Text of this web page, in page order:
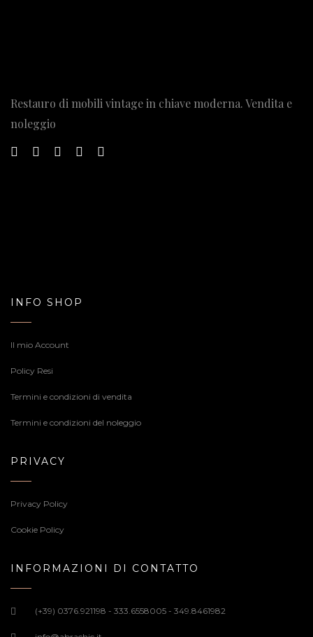
Restauro di mobili vintage in chiave moderna. Vendita e
noleggio
INFO SHOP
Il mio Account
Policy Resi
Termini e condizioni di vendita
Termini e condizioni del noleggio
PRIVACY
Privacy Policy
Cookie Policy
INFORMAZIONI DI CONTATTO
(+39) 0376.921198 - 333.6558005 - 349.8461982